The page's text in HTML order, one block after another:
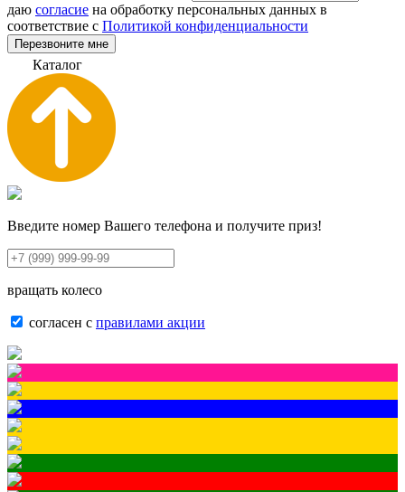
даю согласие на обработку персональных данных в
соответствие с Политикой конфиденциальности
Перезвоните мне
Каталог
Введите номер Вашего телефона и получите приз!
вращать колесо
согласен с правилами акции